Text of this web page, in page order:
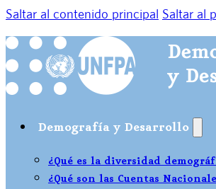
Saltar al contenido principal Saltar al
Demografía y Desarrollo
¿Qué es la diversidad
¿Qué son las Cuentas